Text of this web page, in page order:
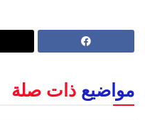
مواضيع ذات صلة